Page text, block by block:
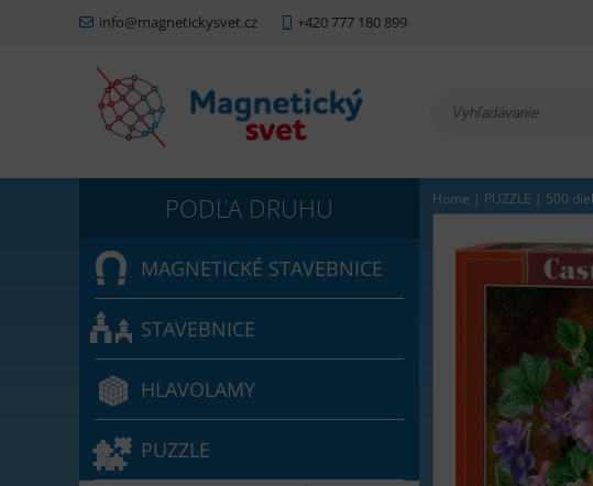
info@magnetickysvet.cz +420 777 180 899
MAGNETICKÉ STAVEBNICE
STAVEBNICE
HLAVOLAMY
PUZZLE
Home | PUZZLE | 500